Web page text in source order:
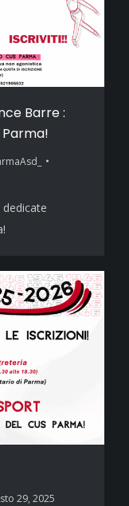
Barre :
29, 2025